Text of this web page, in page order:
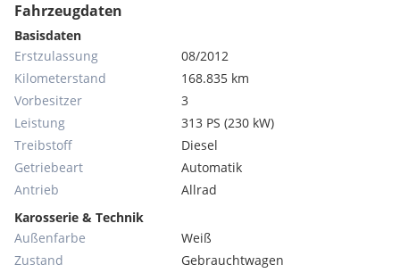
Fahrzeugdaten
Basisdaten
Erstzulassung
08/2012
Kilometerstand
168.835 km
Vorbesitzer
3
Leistung
313 PS (230 kW)
Treibstoff
Diesel
Getriebeart
Automatik
Antrieb
Allrad
Karosserie & Technik
Außenfarbe
Weiß
Zustand
Gebrauchtwagen